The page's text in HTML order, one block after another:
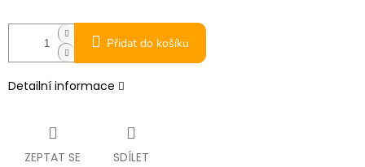
Přidat do košíku
Detailní informace
ZEPTAT SE SDÍLET